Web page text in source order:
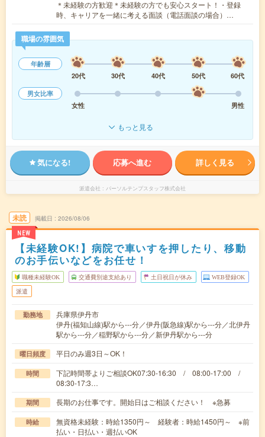
＊未経験の方歓迎＊未経験の方でも安心スタート！・登録
時、キャリアを一緒に考える面談（電話面談の場合）…
職場の雰囲気
年齢層
20代
30代 40代 50代
60代
男女比率
女性
男性
もっと見る
気になる! 応募へ進む 詳しく見る
派遣会社 パーソルテンプスタッフ株式会社
未読
NEW
掲載日 2026/08/06
【未経験OK!】病院で車いすを押したり、移動
のお手伝いなどをお任せ！
職種未経験OK 交通費別途支給あり 土日祝日が休み WEB登録OK
派遣
勤務地
兵庫県伊丹市
伊丹(福知山線)駅から---分／伊丹(阪急線)駅から---分／北伊丹
駅から---分／稲野駅から---分／新伊丹駅から---分
曜日頻度 平日のみ週3日～OK！
時間
下記時間帯よりご相談OK07:30-16:30 / 08:00-17:00 /
08:30-17:3…
期間 長期のお仕事です。開始日はご相談ください！ ※急募
時給
無資格未経験：時給1350円～ 経験者：時給1450円～ ※前
払い・日払い・週払いOK